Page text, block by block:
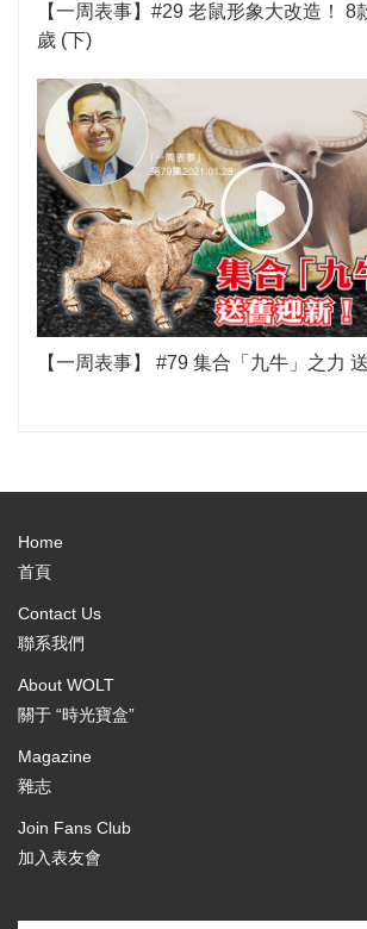
【一周表事】#29 老鼠形象大改造！ 8
歲 (下)
【一周表事】 #79 集合「九牛」之力
Home
首頁
Contact Us
聯系我們
About WOLT
關于 “時光寶盒”
Magazine
雜志
Join Fans Club
加入表友會